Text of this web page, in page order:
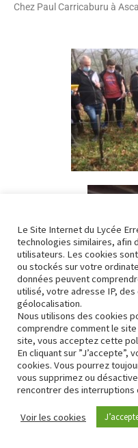
Chez Paul Carricaburu à
Journée visite :
bovine et de
Chez Erramoun à Ascarat
Le Site Internet du Lycée
technologies similaires, afin
utilisateurs. Les cookies
ou stockés sur votre
données peuvent
utilisé, votre adresse IP,
géolocalisation.
Nous utilisons des cookies
comprendre comment le
site, vous acceptez cette
En cliquant sur ”J’accepte”,
cookies. Vous pourrez
vous supprimez ou
rencontrer des interruptions
Voir les cookies